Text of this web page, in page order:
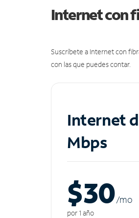
Internet con
Suscríbete a Internet con
con las que puedes contar.
Internet
Mbps
$30/mo
por 1 año